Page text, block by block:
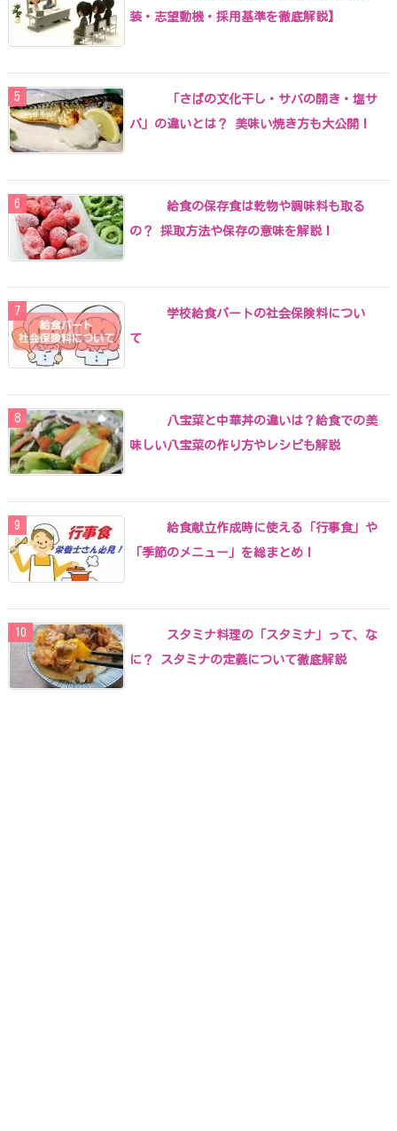
装・志望動機・採用基準を徹底解説】
「さばの文化干し・サバの開き・塩サ
バ」の違いとは？ 美味い焼き方も大公開！
給食の保存食は乾物や調味料も取る
の？ 採取方法や保存の意味を解説！
学校給食パートの社会保険料につい
て
八宝菜と中華丼の違いは？給食での美
味しい八宝菜の作り方やレシピも解説
給食献立作成時に使える「行事食」や
「季節のメニュー」を総まとめ！
スタミナ料理の「スタミナ」って、な
に？ スタミナの定義について徹底解説